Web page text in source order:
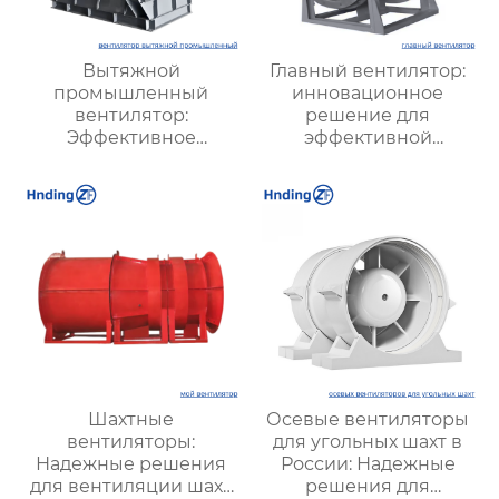
Вытяжной
промышленный
вентилятор:
Эффективное
надежной вентиляции
Главный вентилятор:
инновационное
решение для
эффективной
оптимизации работы
Шахтные
вентиляторы:
Надежные решения
для вентиляции шахт
Осевые вентиляторы
для угольных шахт в
России: Надежные
решения для